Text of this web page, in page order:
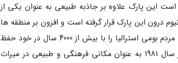
این پارک علاوه بر جاذبه طبیعی به عنوان یکی از
درون این پارک قرار گرفته است و افزون بر منطقه ها
طبیعی و ملی دارای بخش های باستان شناسی می باشد که فرهنگ مردم بومی استرالیا را با بیش از 4000 سال در خود حفظ
نموده است. این پارک به عنوان یک طبیعت بکر و دست نخورده در سال 1981 به عنوان مکانی فرهنگی و طبیعی در میراث